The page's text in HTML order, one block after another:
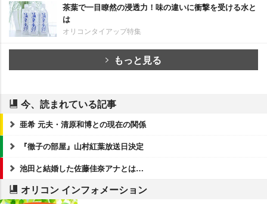
茶葉で一目瞭然の浸透力！味の違いに衝撃を受ける水と
は
オリコンタイアップ特集
もっと見る
今、読まれている記事
亜希 元夫・清原和博との現在の関係
『徹子の部屋』山村紅葉放送日決定
池田と結婚した佐藤佳奈アナとは…
オリコン インフォメーション